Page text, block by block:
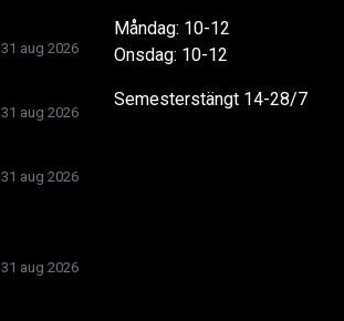
31 aug 2026
31 aug 2026
31 aug 2026
31 aug 2026
Måndag: 10-12
Onsdag: 10-12
Semesterstängt 14-28/7